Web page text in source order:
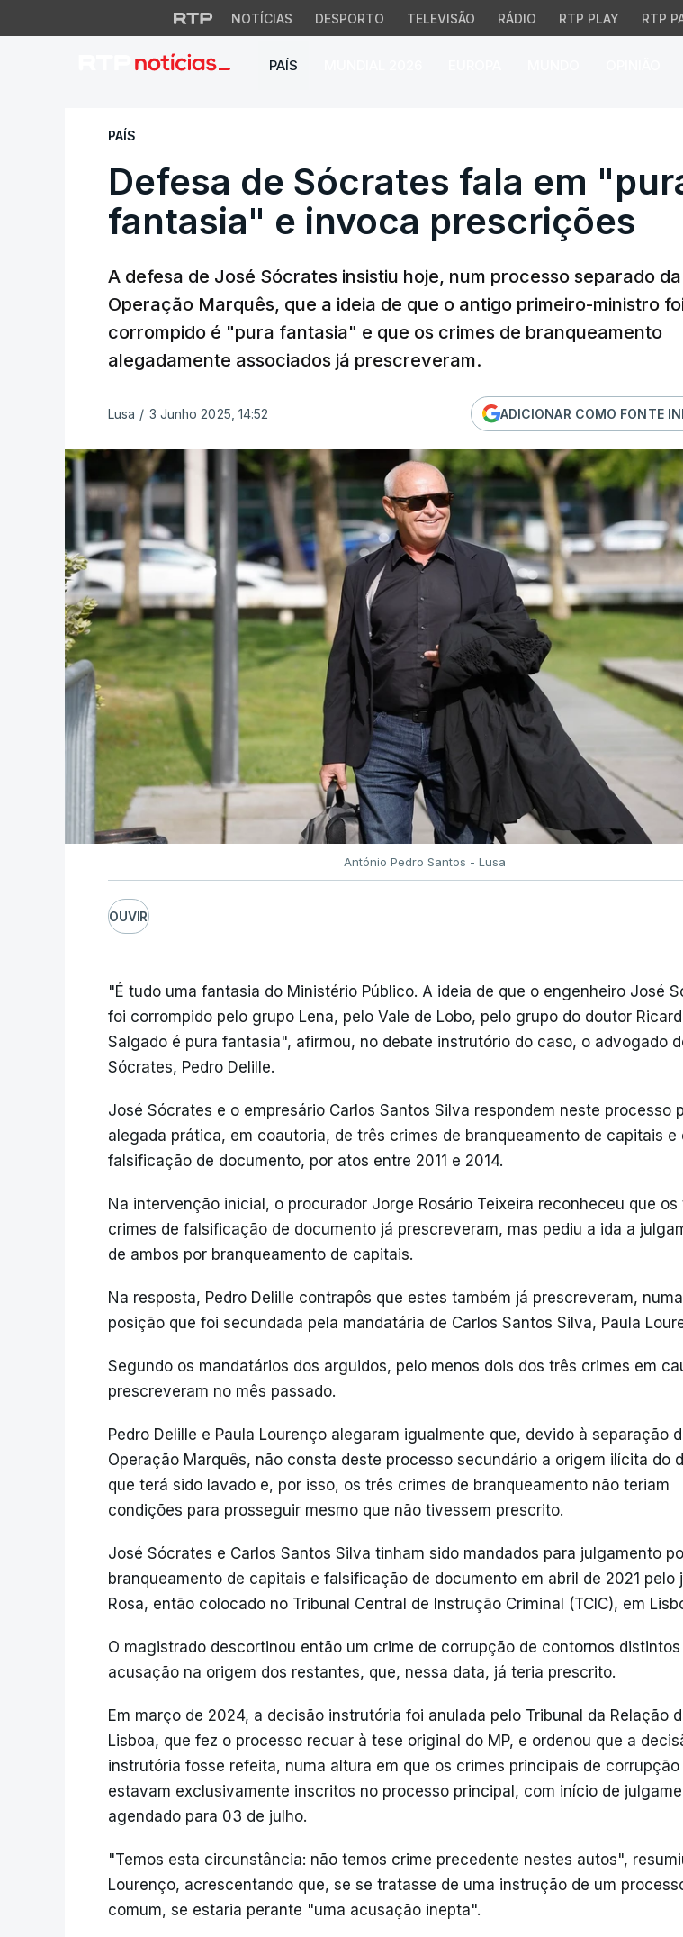
NOTÍCIAS DESPORTO TELEVISÃO RÁDIO RTP PLAY RTP
PAÍS
Defesa de Sócrates fala em "pura
PAÍS
Defesa de Sócrates fala em
fantasia" e invoca prescrições
A defesa de José Sócrates insistiu hoje, num processo separado da
Operação Marquês, que a ideia de que o antigo primeiro-ministro
corrompido é "pura fantasia" e que os crimes de branqueamento
alegadamente associados já prescreveram.
Lusa / 3 Junho 2025, 14:52 ADICIONAR COMO FONTE
António Pedro Santos - Lusa
OUVIR
"É tudo uma fantasia do Ministério Público. A ideia de que o engenheiro José
foi corrompido pelo grupo Lena, pelo Vale de Lobo, pelo grupo do doutor
Salgado é pura fantasia", afirmou, no debate instrutório do caso, o advogado
Sócrates, Pedro Delille.
José Sócrates e o empresário Carlos Santos Silva respondem neste processo
alegada prática, em coautoria, de três crimes de branqueamento de capitais e
falsificação de documento, por atos entre 2011 e 2014.
Na intervenção inicial, o procurador Jorge Rosário Teixeira reconheceu que os
crimes de falsificação de documento já prescreveram, mas pediu a ida a
de ambos por branqueamento de capitais.
Na resposta, Pedro Delille contrapôs que estes também já prescreveram, numa
posição que foi secundada pela mandatária de Carlos Santos Silva, Paula
Segundo os mandatários dos arguidos, pelo menos dois dos três crimes em
prescreveram no mês passado.
Pedro Delille e Paula Lourenço alegaram igualmente que, devido à separação
Operação Marquês, não consta deste processo secundário a origem ilícita do
que terá sido lavado e, por isso, os três crimes de branqueamento não teriam
condições para prosseguir mesmo que não tivessem prescrito.
José Sócrates e Carlos Santos Silva tinham sido mandados para julgamento
branqueamento de capitais e falsificação de documento em abril de 2021 pelo
Rosa, então colocado no Tribunal Central de Instrução Criminal (TCIC), em
O magistrado descortinou então um crime de corrupção de contornos distintos
acusação na origem dos restantes, que, nessa data, já teria prescrito.
Em março de 2024, a decisão instrutória foi anulada pelo Tribunal da Relação
Lisboa, que fez o processo recuar à tese original do MP, e ordenou que a
instrutória fosse refeita, numa altura em que os crimes principais de corrupção
estavam exclusivamente inscritos no processo principal, com início de
agendado para 03 de julho.
"Temos esta circunstância: não temos crime precedente nestes autos",
Lourenço, acrescentando que, se se tratasse de uma instrução de um
comum, se estaria perante "uma acusação inepta".